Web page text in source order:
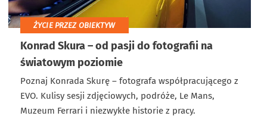
ŻYCIE PRZEZ OBIEKTYW
Konrad Skura – od pasji do fotografii na
światowym poziomie
Poznaj Konrada Skurę – fotografa współpracującego z
EVO. Kulisy sesji zdjęciowych, podróże, Le Mans,
Muzeum Ferrari i niezwykłe historie z pracy.